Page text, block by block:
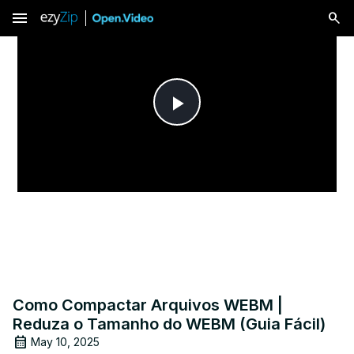
menu
Play
Como Compactar Arquivos WEBM |
Reduza o Tamanho do WEBM (Guia Fácil)
May 10, 2025